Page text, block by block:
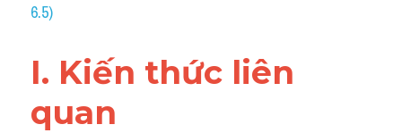
Cách paraphrase
Part 2
6.5)
I. Kiến thức liên
quan